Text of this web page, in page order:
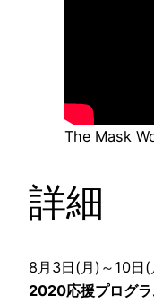
The Mask
詳細
8月3日(月)～10日(
2020応援プログ